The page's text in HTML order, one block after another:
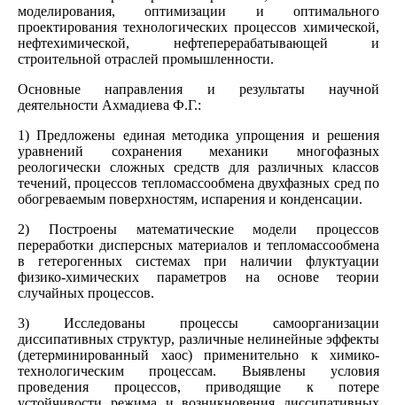
моделирования, оптимизации и оптимального
проектирования технологических процессов химической,
нефтехимической, нефтеперерабатывающей и
строительной отраслей промышленности.
Основные направления и результаты научной
деятельности Ахмадиева Ф.Г.:
1) Предложены единая методика упрощения и решения
уравнений сохранения механики многофазных
реологически сложных средств для различных классов
течений, процессов тепломассообмена двухфазных сред по
обогреваемым поверхностям, испарения и конденсации.
2) Построены математические модели процессов
переработки дисперсных материалов и тепломассообмена
в гетерогенных системах при наличии флуктуации
физико-химических параметров на основе теории
случайных процессов.
3) Исследованы процессы самоорганизации
диссипативных структур, различные нелинейные эффекты
(детерминированный хаос) применительно к химико-
технологическим процессам. Выявлены условия
проведения процессов, приводящие к потере